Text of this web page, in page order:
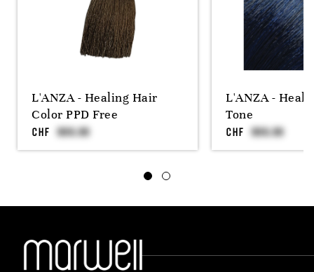
L'ANZA - Healing Hair
Color PPD Free
CHF
L'ANZA -
Tone
CHF